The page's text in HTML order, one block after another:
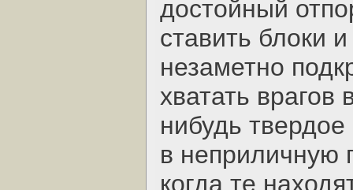
достойный
ставить блоки
незаметно
хватать врагов
нибудь
в неприличную
когда те